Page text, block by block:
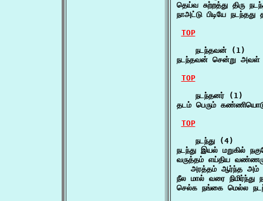
தெய்வ சுற்றத்து திரு
நாஅட்டு பிடியே
TOP
    நடந்தவன் (1)
நடந்தவன் சென்று
TOP
    நடந்தனர் (1)
தடம் பெரும்
TOP
    நடந்து (4)
நடந்து இயல் மறுகில்
வருத்தம் எய்திய
அரத்தம் ஆர்ந்த அம்
நீல மால் வரை
செல்க நங்கை மெல்ல